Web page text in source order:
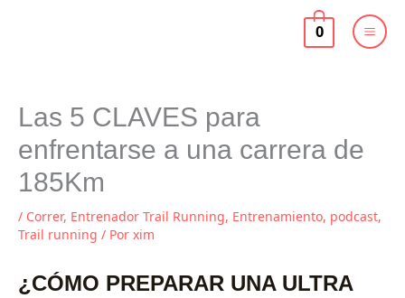
0
Las 5 CLAVES para
enfrentarse a una carrera de
185Km
/ Correr, Entrenador Trail Running, Entrenamiento, podcast,
Trail running / Por xim
¿CÓMO PREPARAR UNA ULTRA